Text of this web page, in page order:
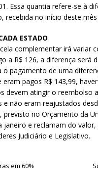
Essa quantia refere-se à
recebida no início deste
ESTADO
complementar irá variar
a R$ 126, a diferença será
pagamento de uma
pagos R$ 143,99,
devem atingir o reembolso
e não eram reajustados
previsto no Orçamento da
e reclamam do
Judiciário e Legislativo.
em 60%